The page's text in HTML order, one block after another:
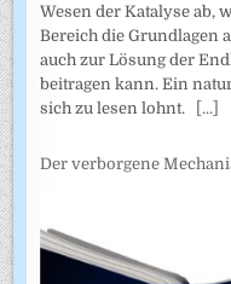
Wesen der Katalyse ab,
Bereich die Grundlagen
auch zur Lösung der
beitragen kann. Ein
sich zu lesen lohnt.
[...]
Der verborgene